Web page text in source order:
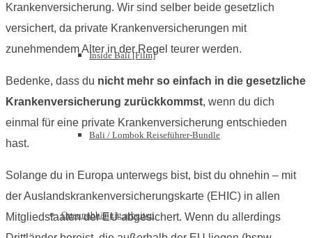
Inside Bali [Film]
Bali / Lombok Reiseführer-Bundle
Ortsunabhängig arbeiten
Krankenversicherung. Wir sind selber beide gesetzlich
versichert, da private Krankenversicherungen mit
zunehmendem Alter in der Regel teurer werden.
Bedenke, dass du nicht mehr so einfach in die gesetzliche
Krankenversicherung zurückkommst, wenn du dich
einmal für eine private Krankenversicherung entschieden
hast.
Solange du in Europa unterwegs bist, bist du ohnehin – mit
der Auslandskrankenversicherungskarte (EHIC) in allen
Mitgliedstaaten der EU abgesichert. Wenn du allerdings